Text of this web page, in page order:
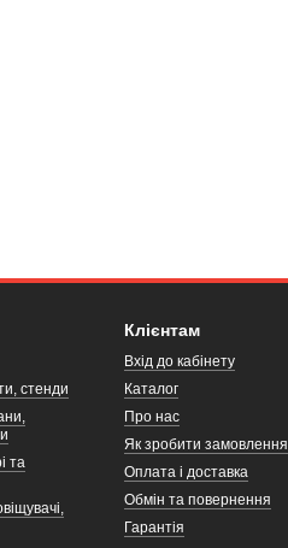
стенди
та
Клієнтам
Вхід до кабінету
Каталог
Про нас
Як зробити замовлення
Оплата і доставка
Обмін та повернення
Гарантія